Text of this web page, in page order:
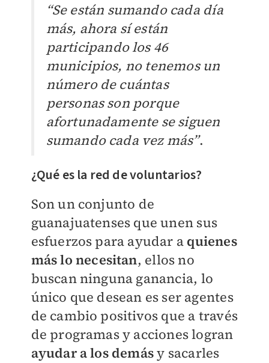
“Se están sumando cada día
más, ahora sí están
participando los 46
municipios, no tenemos un
número de cuántas
personas son porque
afortunadamente se siguen
sumando cada vez más”.
¿Qué es la red de voluntarios?
Son un conjunto de
guanajuatenses que unen sus
esfuerzos para ayudar a quienes
más lo necesitan, ellos no
buscan ninguna ganancia, lo
único que desean es ser agentes
de cambio positivos que a través
de programas y acciones logran
ayudar a los demásy sacarles